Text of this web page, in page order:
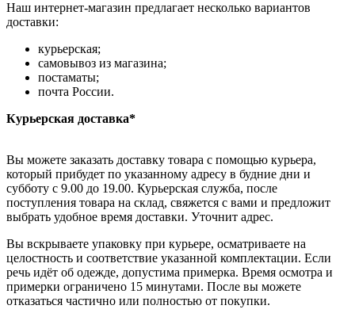
Наш интернет-магазин предлагает несколько вариантов
доставки:
курьерская;
самовывоз из магазина;
постаматы;
почта России.
Курьерская доставка*
Вы можете заказать доставку товара с помощью курьера,
который прибудет по указанному адресу в будние дни и
субботу с 9.00 до 19.00. Курьерская служба, после
поступления товара на склад, свяжется с вами и предложит
выбрать удобное время доставки. Уточнит адрес.
Вы вскрываете упаковку при курьере, осматриваете на
целостность и соответствие указанной комплектации. Если
речь идёт об одежде, допустима примерка. Время осмотра и
примерки ограничено 15 минутами. После вы можете
отказаться частично или полностью от покупки.